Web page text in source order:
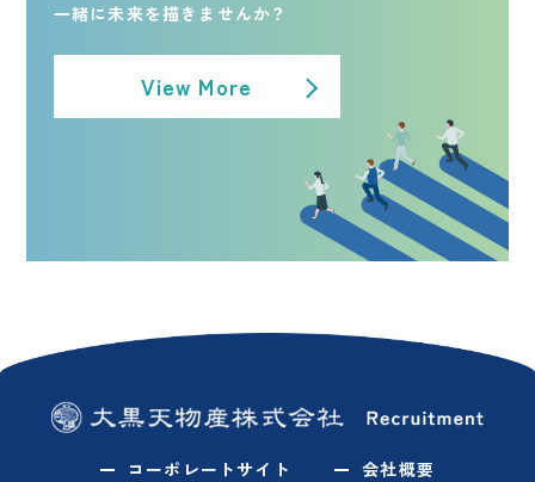
一緒に未来を描きませんか？
View More
コーポレートサイト 会社概要